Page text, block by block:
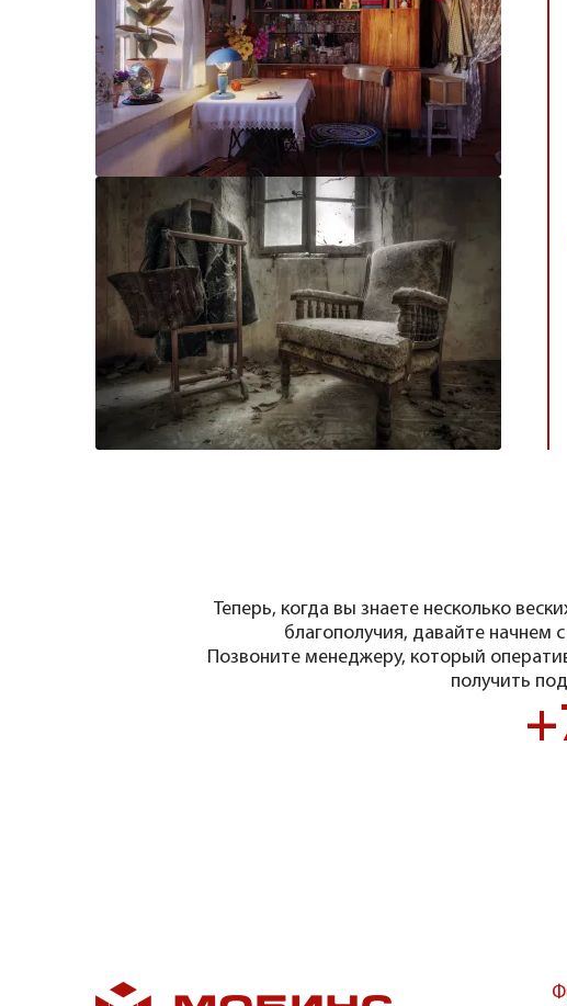
Теперь, когда вы знаете несколько
благополучия, давайте начнем
Позвоните менеджеру, который
получить